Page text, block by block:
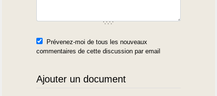
Prévenez-moi de tous les nouveaux
commentaires de cette discussion par email
Ajouter un document